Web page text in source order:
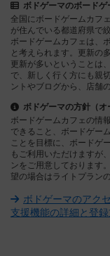
ボドゲーマのボード
全国にボードゲームカフ
が住んでいる都道府県で
ボードゲームカフェは、
と考えられます。更新の
更新が多いということは
で、新しく行く方にも親
ントやブログから、店舗
ボドゲーマの方針（オ
ボードゲームカフェの情
できること、ボードゲー
ことを目標に、ボードゲ
もご利用いただけますが
ンをご用意しております
望の場合はライトプラン
ボドゲーマのアク
支援機能の詳細と登録